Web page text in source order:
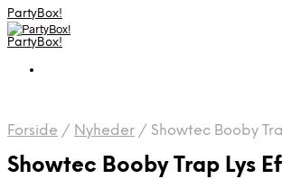
PartyBox!
PartyBox!
Forside / Nyheder / Showtec Booby
Showtec Booby Trap Lys